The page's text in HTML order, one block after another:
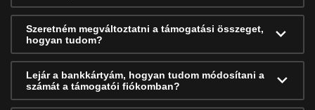
Szeretném megváltoztatni a támogatási összeget,
hogyan tudom?
Lejár a bankkártyám, hogyan tudom módosítani a
számát a támogatói fiókomban?